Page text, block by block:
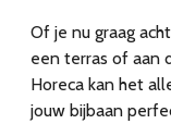
Of je nu graag
een terras of aan
Horeca kan het
jouw bijbaan